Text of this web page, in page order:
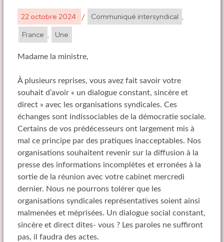
22 octobre 2024 / Communiqué intersyndical ,
France , Une
Madame la ministre,
À plusieurs reprises, vous avez fait savoir votre
souhait d’avoir « un dialogue constant, sincère et
direct » avec les organisations syndicales. Ces
échanges sont indissociables de la démocratie sociale.
Certains de vos prédécesseurs ont largement mis à
mal ce principe par des pratiques inacceptables. Nos
organisations souhaitent revenir sur la diffusion à la
presse des informations incomplètes et erronées à la
sortie de la réunion avec votre cabinet mercredi
dernier. Nous ne pourrons tolérer que les
organisations syndicales représentatives soient ainsi
malmenées et méprisées. Un dialogue social constant,
sincère et direct dites- vous ? Les paroles ne suffiront
pas, il faudra des actes.